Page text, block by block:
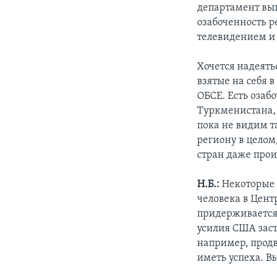
департамент
озабоченность
телевидением и
Хочется
взятые на себя
ОБСЕ. Есть
Туркменистана,
пока не видим
региону в
стран даже
Н.Б.:
человека в
усилия США
например,
иметь успеха.